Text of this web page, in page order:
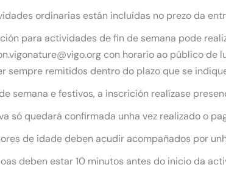
ordinarias están incluídas no prezo da
para actividades de fin de semana pode
con horario ao público de
sempre remitidos dentro do plazo que se
semana e festivos, a inscrición realízase
só quedará confirmada unha vez realizado o
de idade deben acudir acompañados por
deben estar 10 minutos antes do inicio da